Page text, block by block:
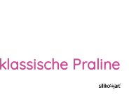
Praline